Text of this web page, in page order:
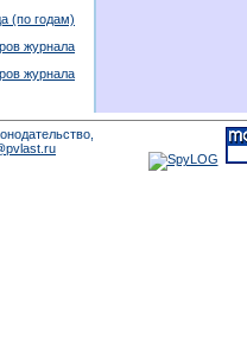
(по годам)
журнала
журнала